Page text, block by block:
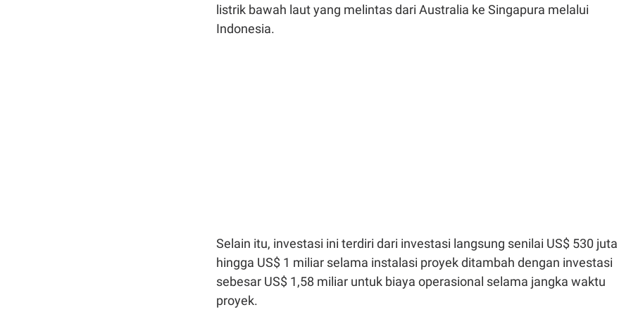
listrik bawah laut yang melintas dari Australia ke Singapura melalui
Indonesia.
Selain itu, investasi ini terdiri dari investasi langsung senilai US$ 530 juta
hingga US$ 1 miliar selama instalasi proyek ditambah dengan investasi
sebesar US$ 1,58 miliar untuk biaya operasional selama jangka waktu
proyek.